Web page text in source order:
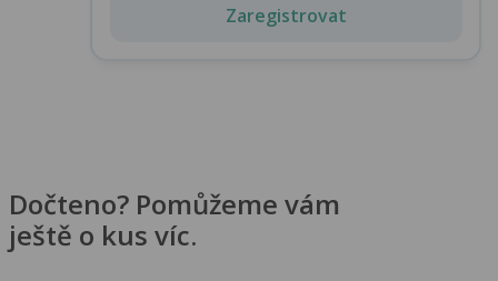
Zaregistrovat
Dočteno? Pomůžeme vám
ještě o kus víc.